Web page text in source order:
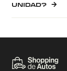
UNIDAD?